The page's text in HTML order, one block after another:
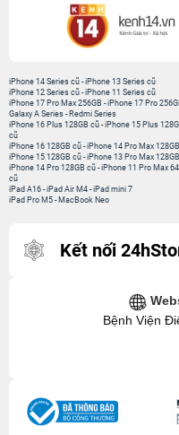
iPhone 14 Series cũ -iPhone 13 Series cũ
iPhone 12 Series cũ -iPhone 11 Series cũ
iPhone 17 Pro Max 256GB -iPhone 17 Pro
Galaxy A Series - Redmi Series
iPhone 16 Plus 128GB cũ -iPhone 15 Plus
cũ
iPhone 16 128GB cũ -iPhone 14 Pro Max
iPhone 15 128GB cũ -iPhone 13 Pro Max
iPhone 14 Pro 128GB cũ -iPhone 11 Pro Max
cũ
iPad A16 -iPad Air M4 -iPad mini 7
iPad Pro M5 - MacBook Neo
Kết nối
Bệnh Viện